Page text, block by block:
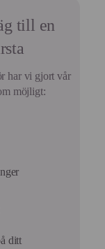
till en
har vi gjort vår
möjligt:
ditt